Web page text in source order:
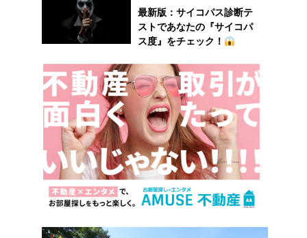
最新版：サイコパス診断テ
ストであなたの『サイコパ
ス度』をチェック！